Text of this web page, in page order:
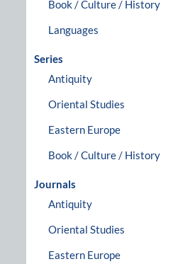
Book / Culture / History
Languages
Series
Antiquity
Oriental Studies
Eastern Europe
Book / Culture / History
Journals
Antiquity
Oriental Studies
Eastern Europe